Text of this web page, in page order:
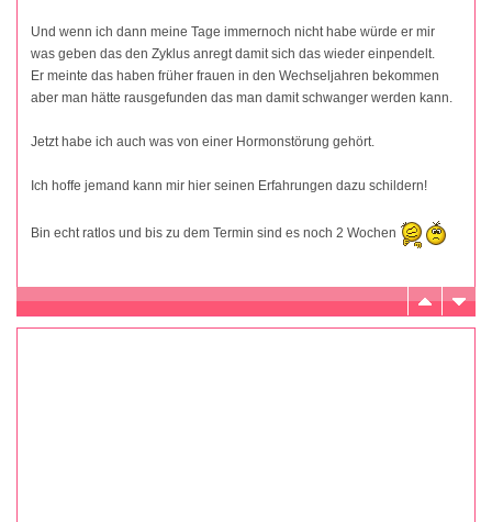
Und wenn ich dann meine Tage immernoch nicht habe würde er mir
was geben das den Zyklus anregt damit sich das wieder einpendelt.
Er meinte das haben früher frauen in den Wechseljahren bekommen
aber man hätte rausgefunden das man damit schwanger werden kann.
Jetzt habe ich auch was von einer Hormonstörung gehört.
Ich hoffe jemand kann mir hier seinen Erfahrungen dazu schildern!
Bin echt ratlos und bis zu dem Termin sind es noch 2 Wochen